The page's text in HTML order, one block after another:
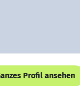
Profil ansehen